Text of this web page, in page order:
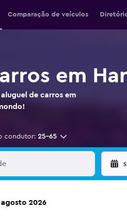
Comparação de veículos
em
de carros em
condutor: 25-65
agosto 2026